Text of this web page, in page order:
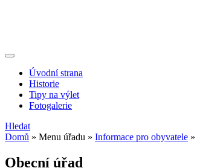
Úvodní strana
Historie
Tipy na výlet
Fotogalerie
Hledat
Domů » Menu úřadu » Informace pro obyvatele »
Obecní úřad